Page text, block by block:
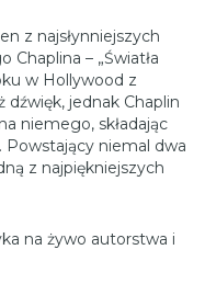
z najsłynniejszych
– „Światła
w Hollywood z
dźwięk, jednak Chaplin
niemego, składając
niemal dwa
z najpiękniejszych
na żywo autorstwa i